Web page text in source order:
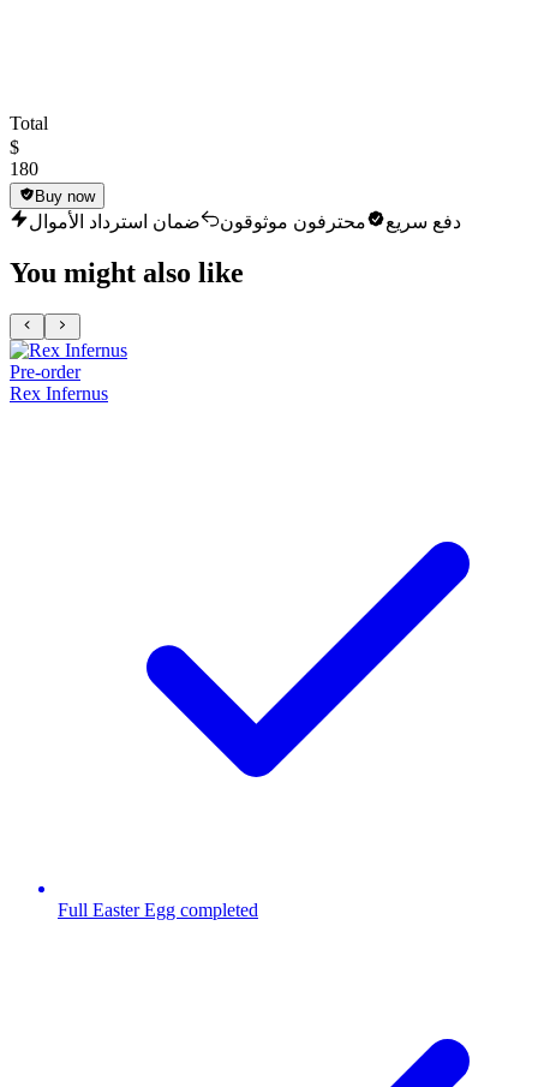
Total
$
180
Buy now
دفع سريع محترفون موثوقون ضمان استرداد الأموال
You might also like
Pre-order
Rex Infernus
Full Easter Egg completed